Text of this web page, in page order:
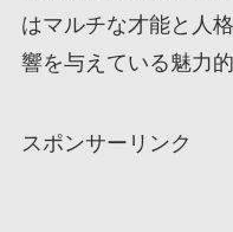
はマルチな才能と人
響を与えている魅力
スポンサーリンク